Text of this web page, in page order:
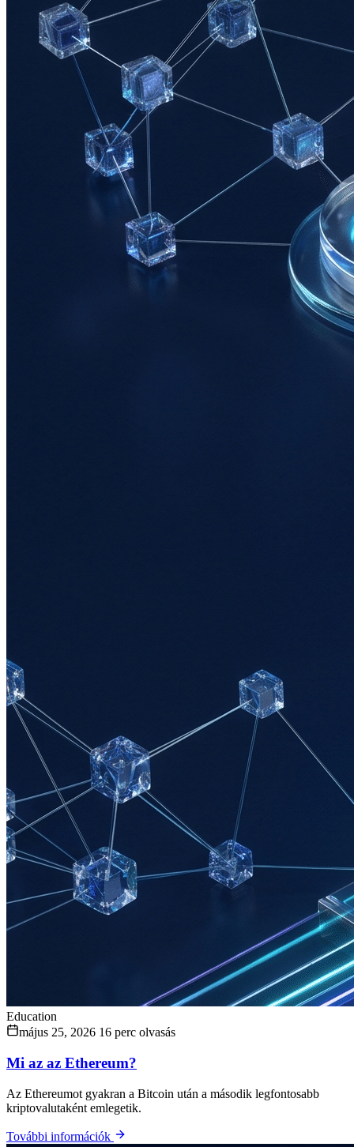
Education
május 25, 2026 16 perc olvasás
Mi az az Ethereum?
Az Ethereumot gyakran a Bitcoin után a második legfontosabb
kriptovalutaként emlegetik.
További információk